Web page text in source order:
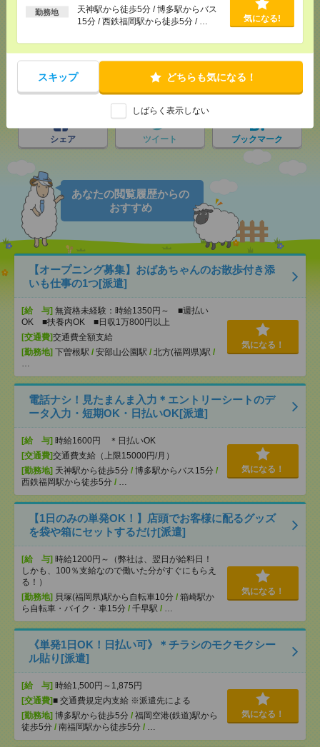
勤務地
天神駅から徒歩5分 / 博多駅からバス
15分 / 西鉄福岡駅から徒歩5分 / …
気になる!
スキップ どちらも気になる！
しばらく表示しない
気になる！ 電話応募
メールで送る LINEで送る
シェア ツイート ブックマーク
あなたの閲覧履歴からの
おすすめ
【オープニング募集】おばあちゃんのお散歩付き添
いも仕事の1つ[派遣]
[給 与] 無資格未経験：時給1350円～ ■週払い
OK ■扶養内OK ■日収1万800円以上
[交通費]交通費全額支給
[勤務地] 下曽根駅 / 安部山公園駅 / 北方(福岡県)駅 /
…
気になる！
電話ナシ！見たまんま入力＊エントリーシートのデ
ータ入力・短期OK・日払いOK[派遣]
[給 与] 時給1600円 ＊日払いOK
[交通費]交通費支給（上限15000円/月）
[勤務地] 天神駅から徒歩5分 / 博多駅からバス15分 /
西鉄福岡駅から徒歩5分 / …
気になる！
【1日のみの単発OK！】店頭でお客様に配るグッズ
を袋や箱にセットするだけ[派遣]
[給 与] 時給1200円～（弊社は、翌日が給料日！
しかも、100％支給なので働いた分がすぐにもらえ
る！）
[勤務地] 貝塚(福岡県)駅から自転車10分 / 箱崎駅か
ら自転車・バイク・車15分 / 千早駅 / …
気になる！
《単発1日OK！日払い可》＊チラシのモクモクシー
ル貼り[派遣]
[給 与] 時給1,500円～1,875円
[交通費]■ 交通費規定内支給 ※派遣先による
[勤務地] 博多駅から徒歩5分 / 福岡空港(鉄道)駅から
徒歩5分 / 南福岡駅から徒歩5分 / …
気になる！